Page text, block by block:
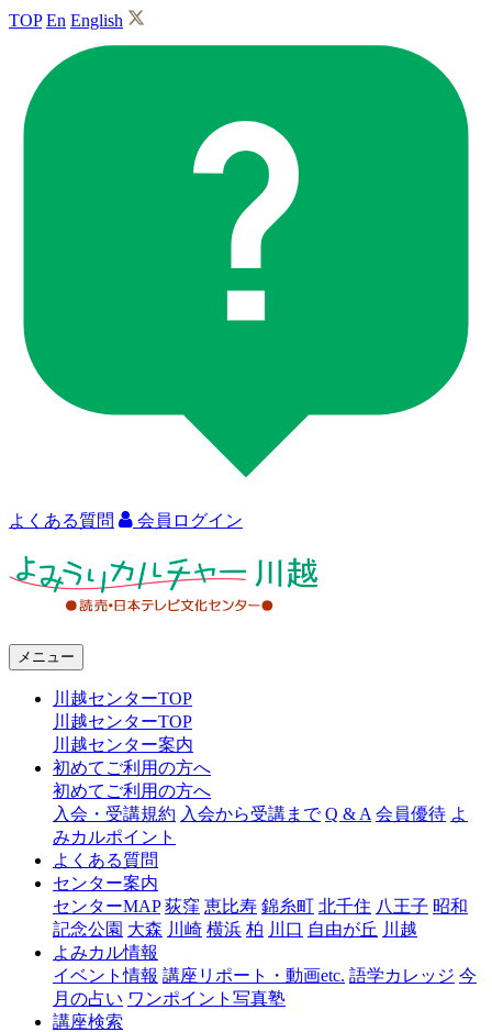
TOP En English
よくある質問 会員ログイン
ャ
越
メニュー
川越センターTOP
川越センターTOP
川越センター案内
初めてご利用の方へ
初めてご利用の方へ
入会・受講規約 入会から受講まで Q & A 会員優待 よ
みカルポイント
よくある質問
センター案内
センターMAP 荻窪 恵比寿 錦糸町 北千住 八王子 昭和
記念公園 大森 川崎 横浜 柏 川口 自由が丘 川越
よみカル情報
イベント情報 講座リポート・動画etc. 語学カレッジ 今
月の占い ワンポイント写真塾
講座検索